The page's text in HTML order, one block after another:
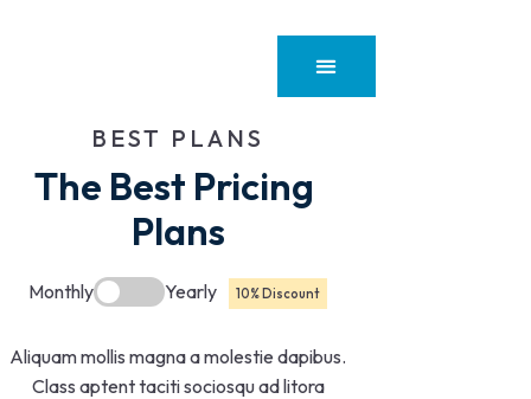
BEST PLANS
The Best Pricing
Plans
Monthly Yearly 10% Discount
Aliquam mollis magna a molestie dapibus.
Class aptent taciti sociosqu ad litora